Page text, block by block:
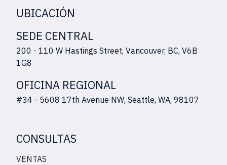
UBICACIÓN
SEDE CENTRAL
200 - 110 W Hastings Street, Vancouver, BC, V6B
1G8
OFICINA REGIONAL
#34 - 5608 17th Avenue NW, Seattle, WA, 98107
CONSULTAS
VENTAS